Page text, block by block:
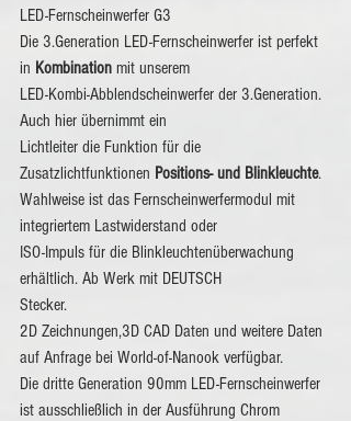
LED-Fernscheinwerfer G3
Die 3.Generation LED-Fernscheinwerfer ist perfekt
in Kombination mit unserem
LED-Kombi-Abblendscheinwerfer der 3.Generation.
Auch hier übernimmt ein
Lichtleiter die Funktion für die
Zusatzlichtfunktionen Positions- und Blinkleuchte.
Wahlweise ist das Fernscheinwerfermodul mit
integriertem Lastwiderstand oder
ISO-Impuls für die Blinkleuchtenüberwachung
erhältlich. Ab Werk mit DEUTSCH
Stecker.
2D Zeichnungen,3D CAD Daten und weitere Daten
auf Anfrage bei World-of-Nanook verfügbar.
Die dritte Generation 90mm LED-Fernscheinwerfer
ist ausschließlich in der Ausführung Chrom